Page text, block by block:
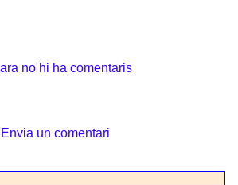
no hi ha comentaris
Envia un comentari